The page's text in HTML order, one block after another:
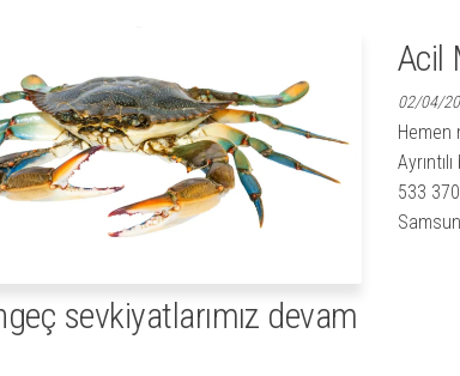
sevkiyatlarımız devam
Acil
02/04/
Hemen
533